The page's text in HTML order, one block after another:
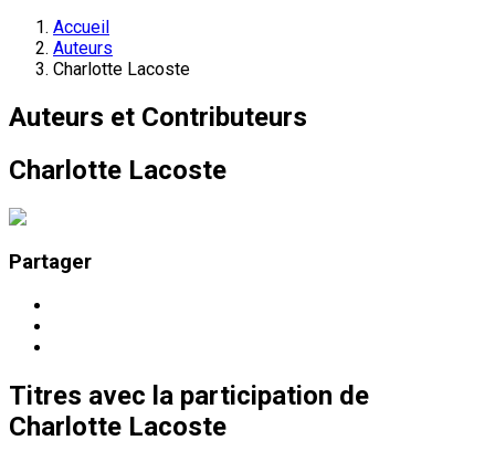
Accueil
Auteurs
Charlotte Lacoste
Auteurs et Contributeurs
Charlotte Lacoste
Partager
Titres avec la participation de
Charlotte Lacoste